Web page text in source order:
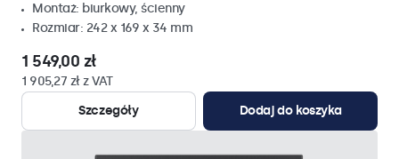
Montaż: biurkowy, ścienny
Rozmiar: 242 x 169 x 34 mm
1 549,00 zł
1 905,27 zł z VAT
Szczegóły
Dodaj do koszyka